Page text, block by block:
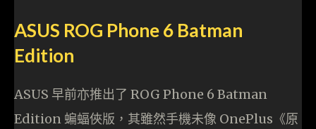
ASUS ROG Phone 6 Batman
Edition
ASUS 早前亦推出了 ROG Phone 6 Batman
Edition 蝙蝠俠版，其雖然手機未像 OnePlus《原